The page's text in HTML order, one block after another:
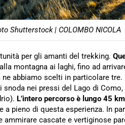
Shutterstock | COLOMBO NICOLA
per gli amanti del trekking.
montagna ai laghi, fino ad
abbiamo scelti in particolare
nei pressi del Lago di
L’intero percorso è lungo 45 km
a pieno di questa esperienza. In
ammirare cascate e vertiginose